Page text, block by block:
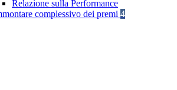
Relazione sulla Performance
complessivo dei premi 4